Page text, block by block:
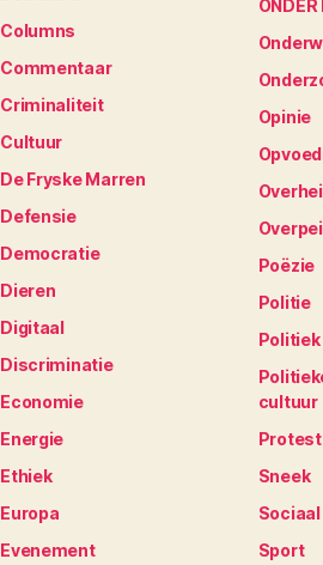
Columns
Commentaar
Criminaliteit
Cultuur
De Fryske Marren
Defensie
Democratie
Dieren
Digitaal
Discriminatie
Economie
Energie
Ethiek
Europa
Evenement
ONDER
Opinie
Poëzie
Politie
Politiek
cultuur
Protest
Sneek
Sociaal
Sport